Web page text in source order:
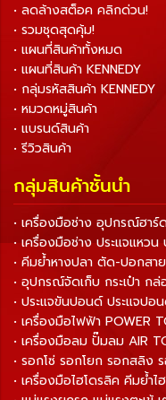
• ลดล้างสต็อค คลิกด่วน!
• รวมชุดสุดคุ้ม!
• แผนที่สินค้าทั้งหมด
• แผนที่สินค้า KENNEDY
• กลุ่มรหัสสินค้า KENNEDY
• หมวดหมู่สินค้า
• แบรนด์สินค้า
• รีวิวสินค้า
กลุ่มสินค้าชั้นนำ
• เครื่องมือช่าง อุปกรณ์ฮาร์
• เครื่องมือช่าง ประแจแหว
• คีมย้ำหางปลา ตัด-ปอกสา
• อุปกรณ์จัดเก็บ กระเป๋า ก
• ประแจขันปอนด์ ประแจป
• เครื่องมือไฟฟ้า POWER
• เครื่องมือลม ปั๊มลม AIR
• รอกโซ่ รอกโยก รอกสลิง
• เครื่องมือไฮโดรลิค คีมย้ำ